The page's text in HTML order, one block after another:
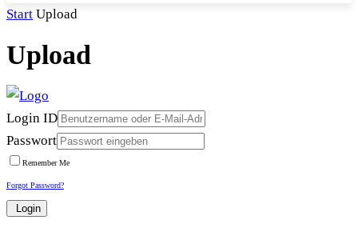
Start Upload
Upload
Login ID
Passwort
Remember Me
Forgot Password?
Login